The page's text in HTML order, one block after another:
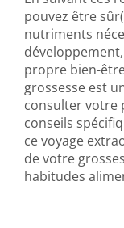
pouvez être
nutriments
propre bien-
grossesse est
consulter votre
conseils
ce voyage
de votre
habitudes